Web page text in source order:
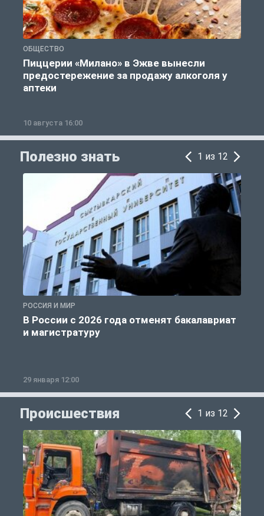
ОБЩЕСТВО
Пиццерии «Милано» в Эжве вынесли
предостережение за продажу алкоголя у
аптеки
10 августа 16:00
Полезно знать 1 из 12
РОССИЯ И МИР
В России с 2026 года отменят бакалавриат
и магистратуру
29 января 12:00
Происшествия 1 из 12